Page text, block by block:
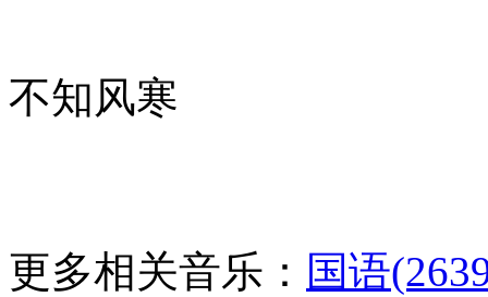
不知风寒
更多相关音乐： 国语